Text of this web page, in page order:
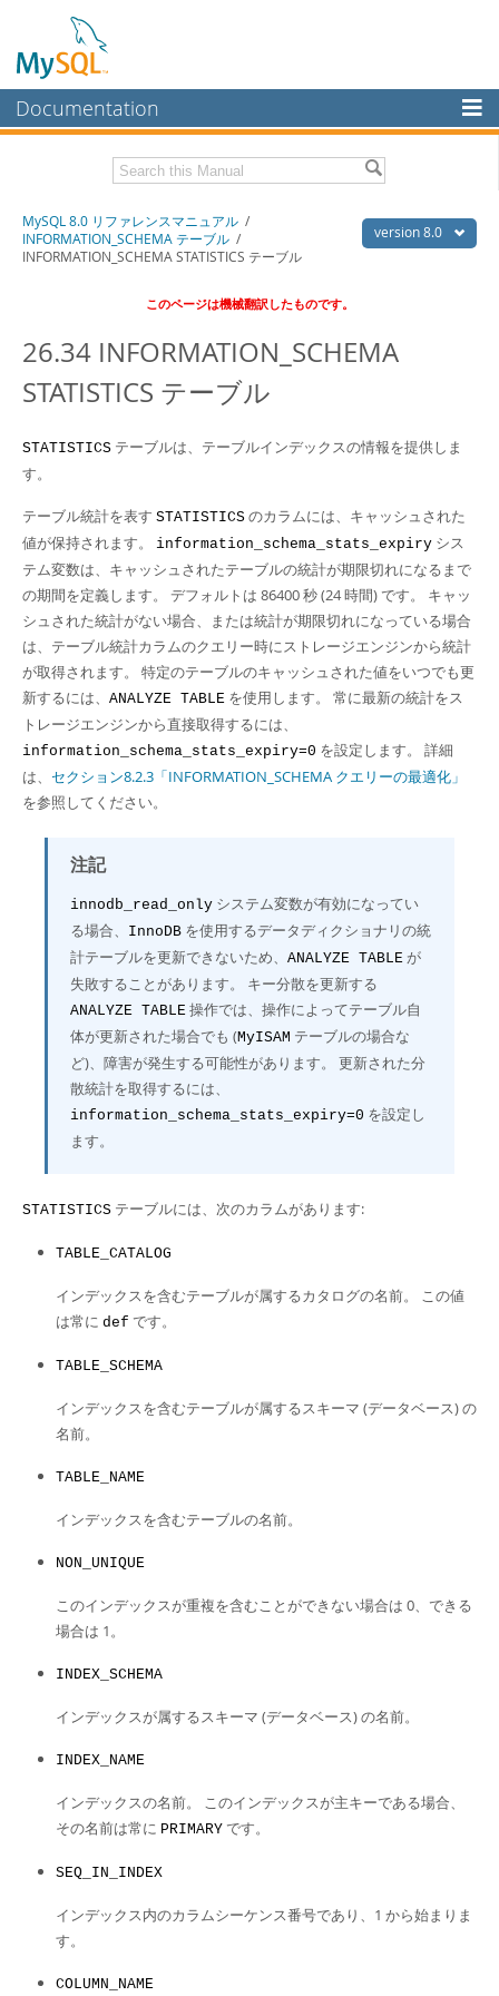
Documentation
MySQL Enterprise
Workbench
InnoDB Cluster
MySQL NDB Cluster
Connectors
More
Downloads
Developer Zone
Download this Manual
PDF (US Ltr)- 36.1Mb
version 8.0
MySQL 8.0 リファレンスマニュアル /
INFORMATION_SCHEMA テーブル /
INFORMATION_SCHEMA STATISTICS テーブル
このページは機械翻訳したものです。
26.34 INFORMATION_SCHEMA
STATISTICS テーブル
STATISTICS テーブルは、テーブルインデックスの情報を提供しま
す。
テーブル統計を表す STATISTICS のカラムには、キャッシュされた
値が保持されます。
information_schema_stats_expiry シス
テム変数は、キャッシュされたテーブルの統計が期限切れになるまで
の期間を定義します。 デフォルトは 86400 秒 (24 時間) です。 キャッ
シュされた統計がない場合、または統計が期限切れになっている場合
は、テーブル統計カラムのクエリー時にストレージエンジンから統計
が取得されます。 特定のテーブルのキャッシュされた値をいつでも更
新するには、 ANALYZE TABLE を使用します。 常に最新の統計をス
トレージエンジンから直接取得するには、
information_schema_stats_expiry=0 を設定します。 詳細
は、 セクション8.2.3「INFORMATION_SCHEMA クエリーの最適化」
を参照してください。
注記
innodb_read_only システム変数が有効になってい
る場合、
InnoDB を使用するデータディクショナリの統
計テーブルを更新できないため、 ANALYZE TABLE が
失敗することがあります。 キー分散を更新する
ANALYZE TABLE 操作では、操作によってテーブル自
体が更新された場合でも (MyISAM テーブルの場合な
ど)、障害が発生する可能性があります。 更新された分
散統計を取得するには、
information_schema_stats_expiry=0 を設定し
ます。
STATISTICS テーブルには、次のカラムがあります:
TABLE_CATALOG
インデックスを含むテーブルが属するカタログの名前。 この値
は常に def です。
TABLE_SCHEMA
インデックスを含むテーブルが属するスキーマ (データベース) の
名前。
TABLE_NAME
インデックスを含むテーブルの名前。
NON_UNIQUE
このインデックスが重複を含むことができない場合は 0、できる
場合は 1。
INDEX_SCHEMA
インデックスが属するスキーマ (データベース) の名前。
INDEX_NAME
インデックスの名前。 このインデックスが主キーである場合、
その名前は常に PRIMARY です。
SEQ_IN_INDEX
インデックス内のカラムシーケンス番号であり、1 から始まりま
す。
COLUMN_NAME